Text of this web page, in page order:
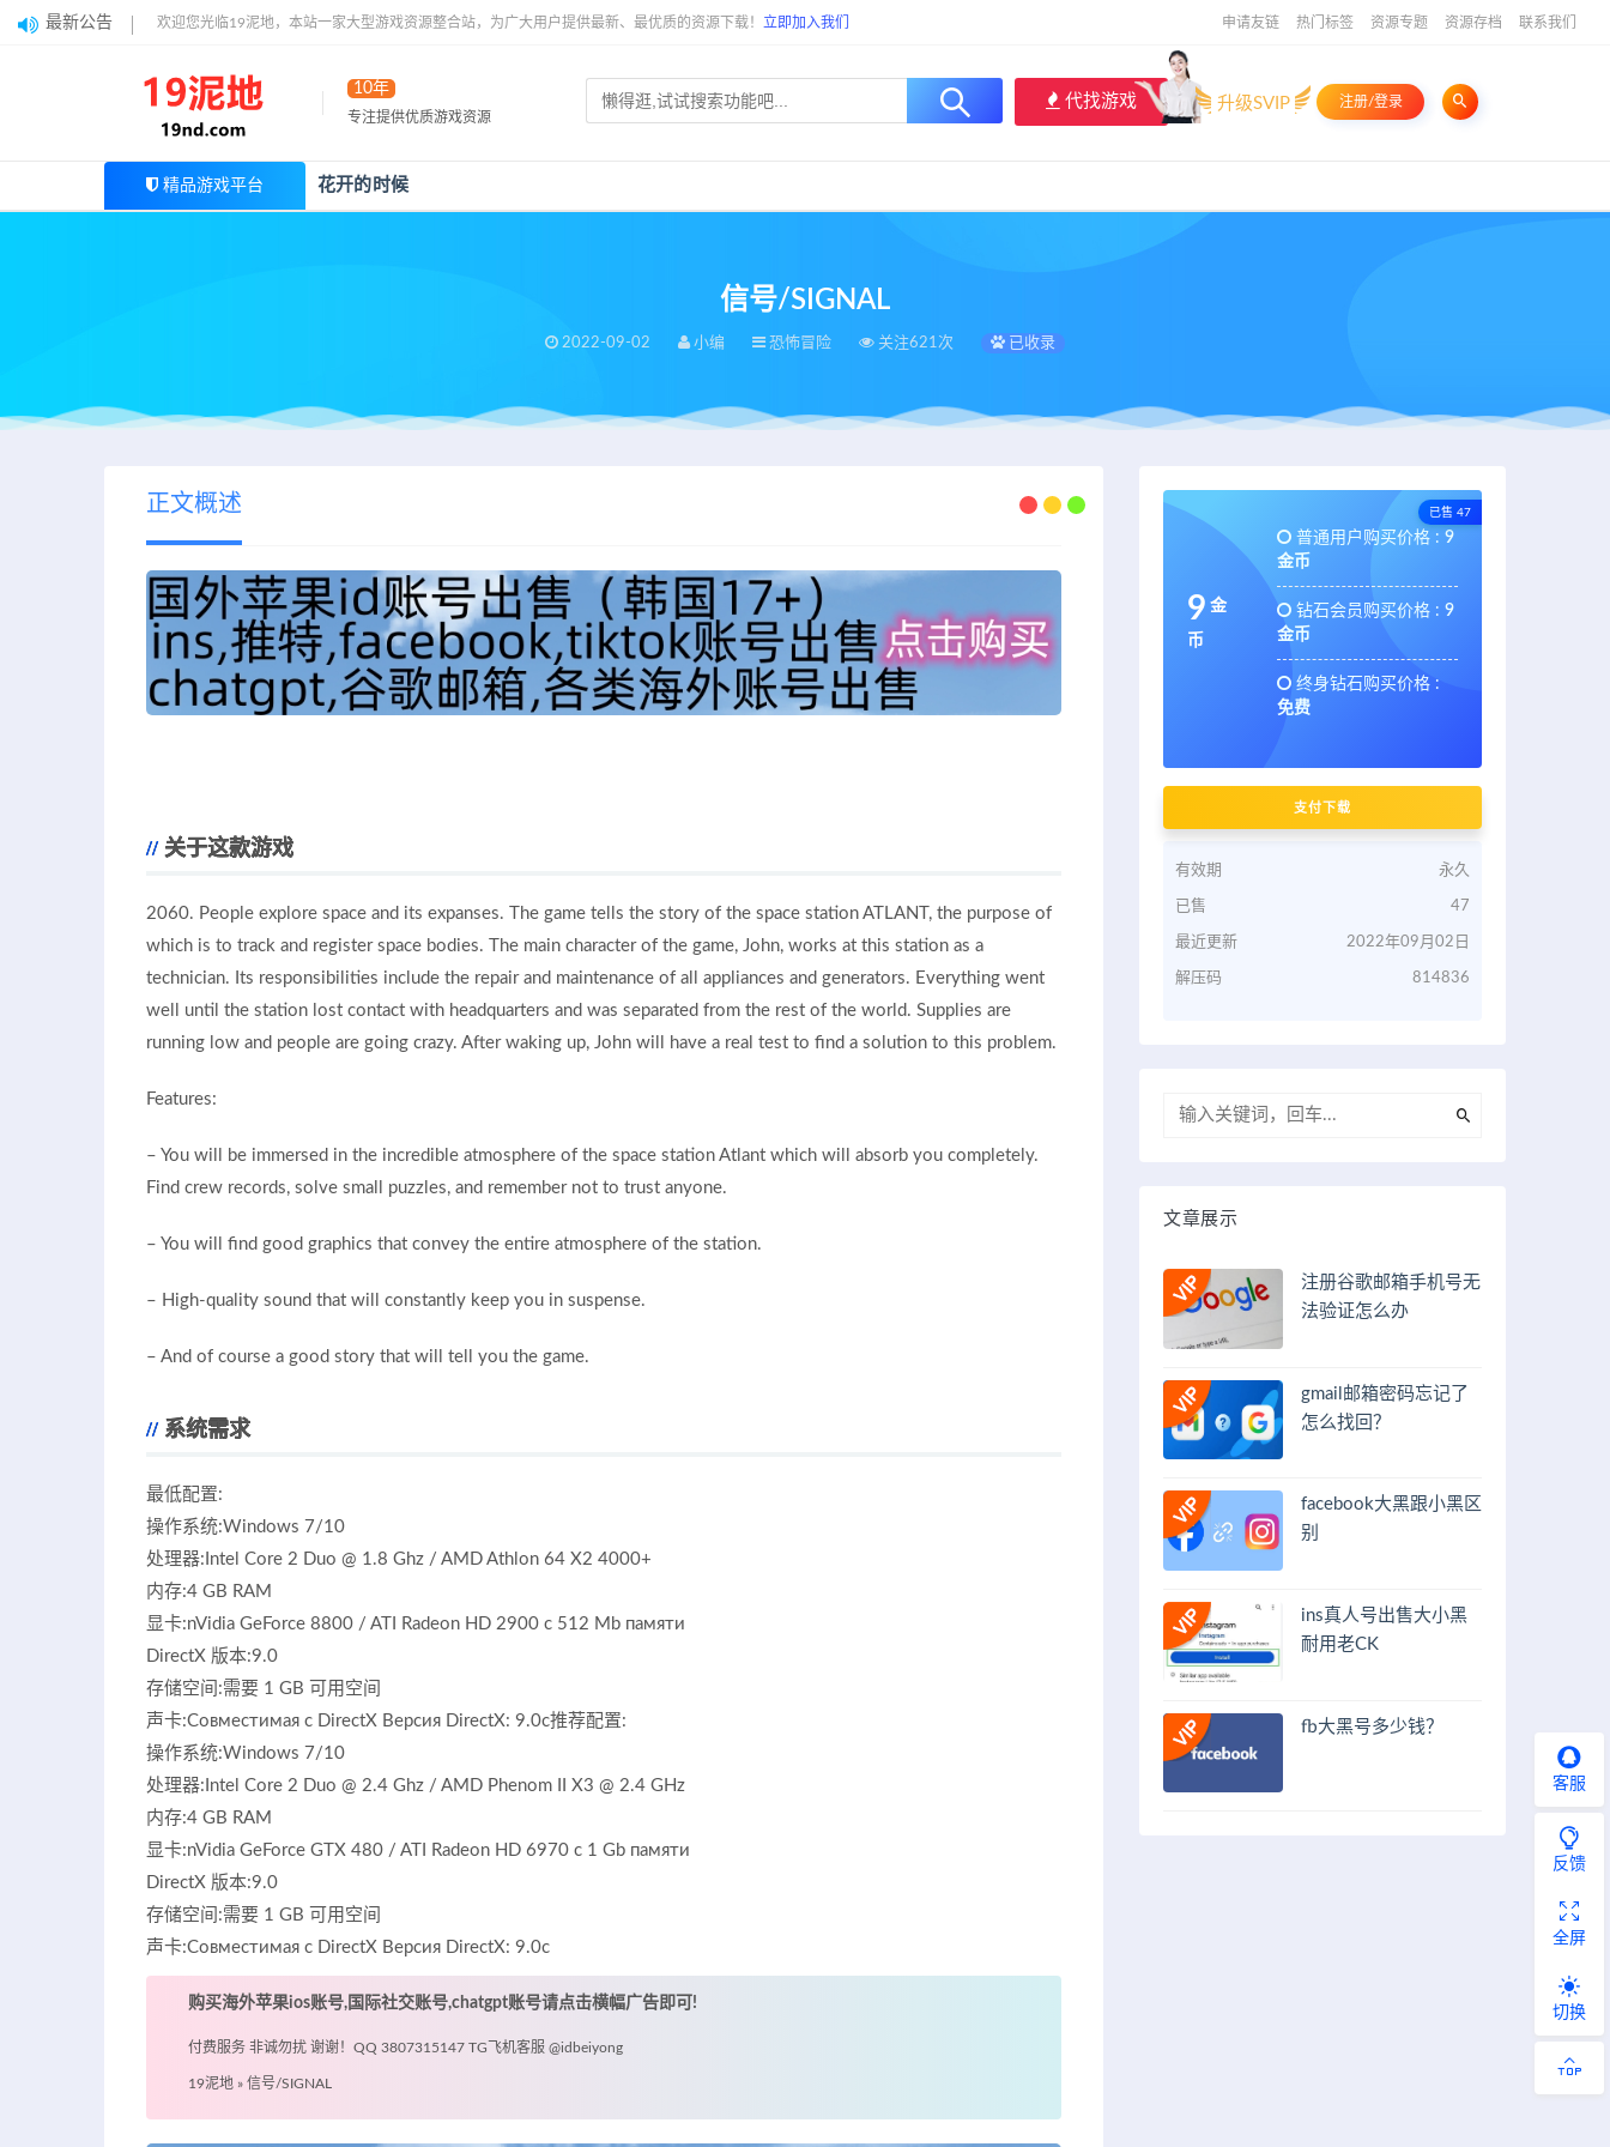
最新公告 欢迎您光临19泥地，本站一家大型游戏资源整合站，为广大用户提供最新、最优质的资源下载！ 立即加入我们 申请友链 热门标签 资源专题 资源存档 联系我们
10年
专注提供优质游戏资源
代找游戏 升级SVIP 注册/登录
精品游戏平台 花开的时候
信号/SIGNAL
2022-09-02 小编 恐怖冒险 关注621次 已收录
正文概述
关于这款游戏
2060. People explore space and its expanses. The game tells the story of the space station ATLANT, the purpose of
which is to track and register space bodies. The main character of the game, John, works at this station as a
technician. Its responsibilities include the repair and maintenance of all appliances and generators. Everything went
well until the station lost contact with headquarters and was separated from the rest of the world. Supplies are
running low and people are going crazy. After waking up, John will have a real test to find a solution to this problem.
Features:
– You will be immersed in the incredible atmosphere of the space station Atlant which will absorb you completely.
Find crew records, solve small puzzles, and remember not to trust anyone.
– You will find good graphics that convey the entire atmosphere of the station.
– High-quality sound that will constantly keep you in suspense.
– And of course a good story that will tell you the game.
系统需求
最低配置:
操作系统:Windows 7/10
处理器:Intel Core 2 Duo @ 1.8 Ghz / AMD Athlon 64 X2 4000+
内存:4 GB RAM
显卡:nVidia GeForce 8800 / ATI Radeon HD 2900 с 512 Mb памяти
DirectX 版本:9.0
存储空间:需要 1 GB 可用空间
声卡:Совместимая с DirectX Версия DirectX: 9.0c推荐配置:
操作系统:Windows 7/10
处理器:Intel Core 2 Duo @ 2.4 Ghz / AMD Phenom II X3 @ 2.4 GHz
内存:4 GB RAM
显卡:nVidia GeForce GTX 480 / ATI Radeon HD 6970 с 1 Gb памяти
DirectX 版本:9.0
存储空间:需要 1 GB 可用空间
声卡:Совместимая с DirectX Версия DirectX: 9.0c
购买海外苹果ios账号,国际社交账号,chatgpt账号请点击横幅广告即可!
付费服务 非诚勿扰 谢谢！QQ 3807315147 TG飞机客服 @idbeiyong
19泥地 » 信号/SIGNAL
已售 47
9 金
币
普通用户购买价格 : 9
金币
钻石会员购买价格 : 9
金币
终身钻石购买价格 :
免费
支付下载
有效期 永久
已售 47
最近更新 2022年09月02日
解压码 814836
文章展示
注册谷歌邮箱手机号无
法验证怎么办
gmail邮箱密码忘记了
怎么找回？
facebook大黑跟小黑区
别
ins真人号出售大小黑
耐用老CK
fb大黑号多少钱？
客服
反馈
全屏
切换